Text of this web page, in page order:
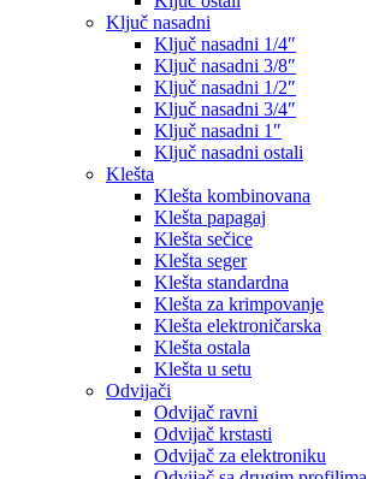
Ključ nasadni
Ključ nasadni 1/4″
Ključ nasadni 3/8″
Ključ nasadni 1/2″
Ključ nasadni 3/4″
Ključ nasadni 1″
Ključ nasadni ostali
Klešta
Klešta kombinovana
Klešta papagaj
Klešta sečice
Klešta seger
Klešta standardna
Klešta za krimpovanje
Klešta elektroničarska
Klešta ostala
Klešta u setu
Odvijači
Odvijač ravni
Odvijač krstasti
Odvijač za elektroniku